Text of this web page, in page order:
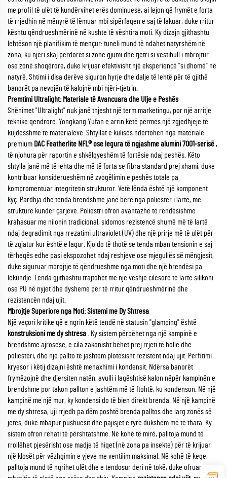
me profil të ulët të kundërvihet erës dominuese, ai lejon që frymët e forta
të rrjedhin në mënyrë të lëmuar mbi sipërfaqen e saj të lakuar, duke rritur
kështu qëndrueshmërinë në kushte të vështira moti. Ky dizajn gjithashtu
lehtëson një planifikim të mençur: tuneli mund të ndahet natyrshëm në
zona, ku njëri skaj përdoret si zonë gjumi dhe tjetri si vestibull i mbrojtur
ose zonë shoqërore, duke krijuar efektivisht një eksperiencë "si dhomë" në
natyrë. Shtimi i disa derëve siguron hyrje dhe dalje të lehtë për të gjithë
banorët pa nevojën të kalojnë mbi njëri-tjetrin.
Premtimi Ultralight: Materiale të Avancuara dhe Ulje e Peshës
Shënimet "Ultralight" nuk janë thjesht një term marketingu, por një arritje
teknike qendrore. Yongkang Yufan e arrin këtë përmes një zgjedhjeje të
kujdesshme të materialeve. Shtyllat e kulisës ndërtohen nga materiale
premium DAC Featherlite NFL® ose legura të ngjashme alumini 7001-serisë ,
të njohura për raportin e shkëlqyeshëm të fortësie ndaj peshës. Këto
shtylla janë më të lehta dhe më të forta se fibra standard prej xhami, duke
kontribuar konsiderueshëm në zvogëlimin e peshës totale pa
kompromentuar integritetin strukturor. Vetë lënda është një komponent
kyç. Pardhja dhe tenda brendshme janë bërë nga poliestër i lartë, me
strukturë kundër çarjeve. Poliestri ofron avantazhe të rëndësishme
krahasuar me nilonin tradicional, sidomos rezistencë shumë më të lartë
ndaj degradimit nga rrezatimi ultraviolet (UV) dhe një prirje më të ulët për
të zgjatur kur është e lagur. Kjo do të thotë se tenda mban tensionin e saj
tërheqës edhe pasi ekspozohet ndaj reshjeve ose mjegullës së mëngjesit,
duke siguruar mbrojtje të qëndrueshme nga moti dhe një brendësi pa
lëkundje. Lënda gjithashtu trajtohet me një veshje cilësore të lartë silikoni
ose PU në nyjet dhe dysheme për të rritur qëndrueshmërinë dhe
rezistencën ndaj ujit.
Mbrojtje Superiore nga Moti: Sistemi me Dy Shtresa
Një veçori kritike që e ngrin këtë tendë në statusin "glamping" është
konstruksioni me dy shtresa
. Ky sistem përbëhet nga një kampinë e
brendshme ajrosese, e cila zakonisht bëhet prej rrjeti të hollë dhe
poliesteri, dhe një pallto të jashtëm plotësisht rezistent ndaj ujit. Përfitimi
kryesor i këtij dizajni është menaxhimi i kondensit. Ndërsa banorët
frymëzojnë dhe djersiten natën, avulli i lagështisë kalon nëpër kampinën e
brendshme por takon pallton e jashtëm më të ftohtë, ku kondenson. Në një
kampinë me një mur, ky kondensi do të bien direkt brenda. Në një kampinë
me dy shtresa, uji rrjedh pa dëm poshtë brenda palltos dhe larg zonës së
jetës, duke mbajtur pushuesit dhe pajisjet e tyre dukshëm më të thata. Ky
sistem ofron rehati të përshtatshme. Në kohë të mirë, palltoja mund të
rrollëhet pjesërisht ose madje të hiqet (në zona pa insekte) për të krijuar
një klosët për vëzhgimin e yjeve me ventilim maksimal. Në kohë të keqe,
palltoja mund të ngrihet ulët dhe e tendosur deri në tokë, duke ofruar